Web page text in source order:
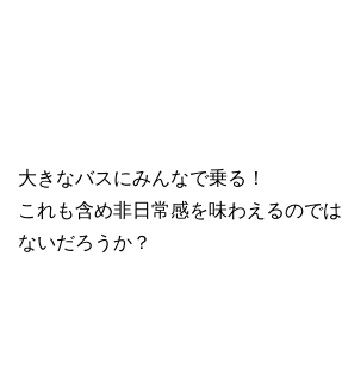
大きなバスにみんなで乗る！
これも含め非日常感を味わえるのでは
ないだろうか？